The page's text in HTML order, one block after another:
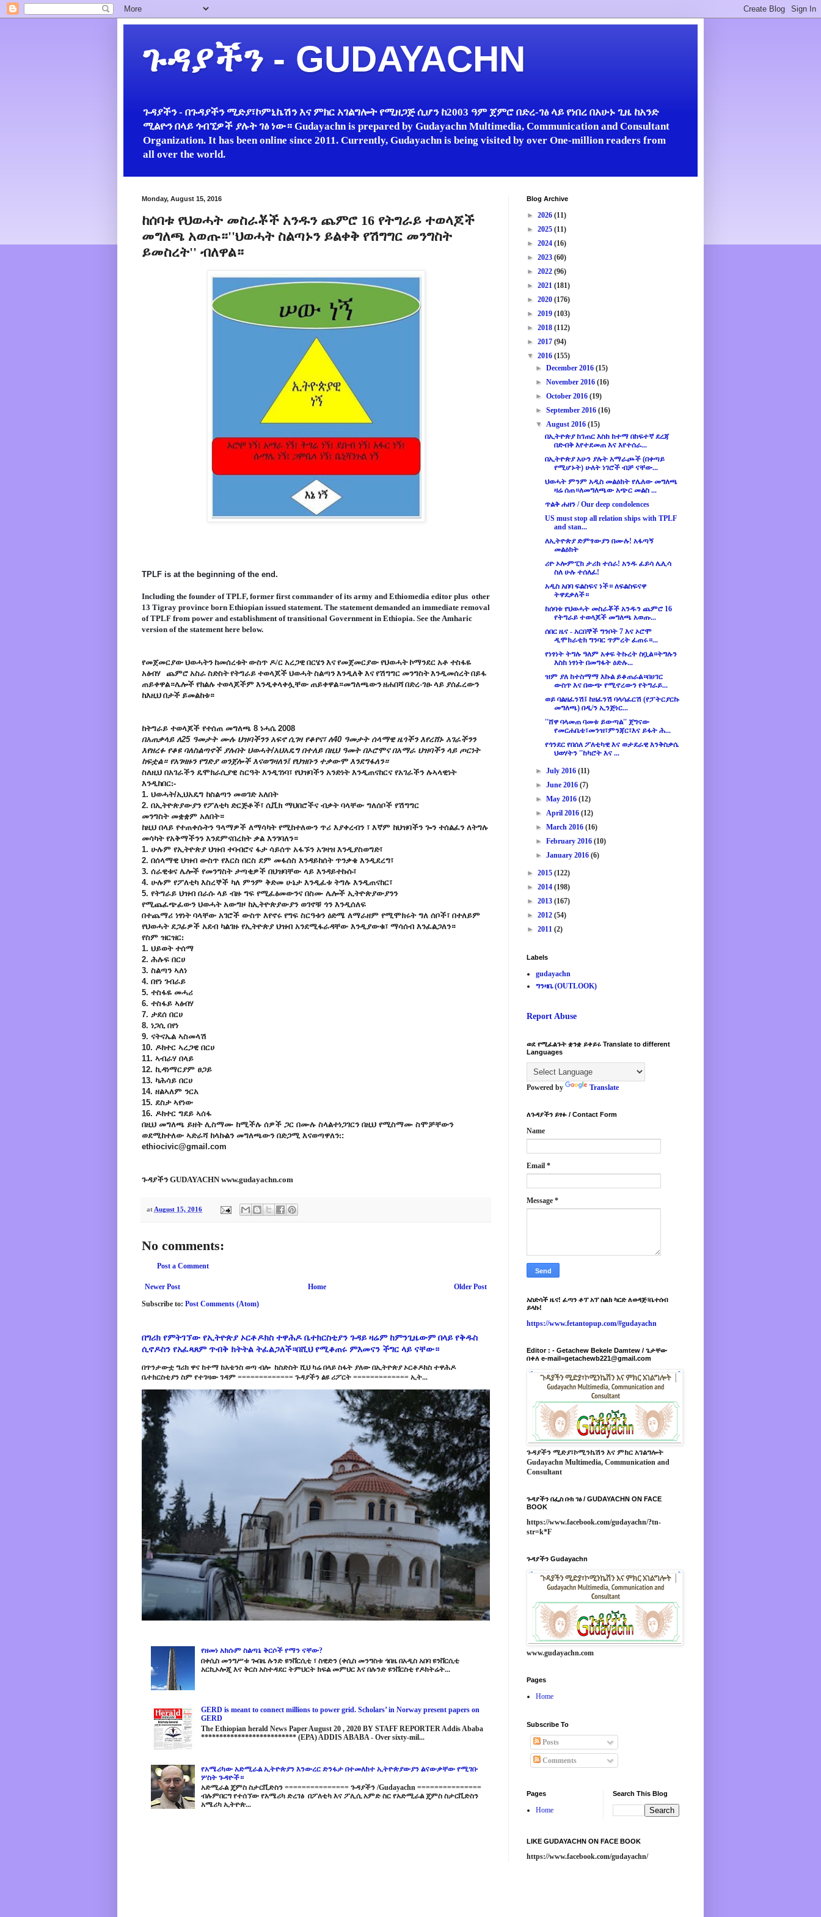
ጉዳያችን - GUDAYACHN
ጉዳያችን - በጉዳያችን ሚድያ፣ኮምኒኬሽን እና ምክር አገልግሎት የሚዘጋጅ ሲሆን ከ2003 ዓም ጀምሮ በድረ-ገፅ ላይ የነበረ በአሁኑ ጊዜ ከአንድ
ሚልዮን በላይ ጎብኚዎች ያሉት ገፅ ነው። Gudayachn is prepared by Gudayachn Multimedia, Communication and Consultant
Organization. It has been online since 2011. Currently, Gudayachn is being visited by over One-million readers from
all over the world.
Monday, August 15, 2016
ከሰባቱ የህወሓት መስራቾች አንዱን ጨምሮ 16 የትግራይ ተወላጆች
መግለጫ አወጡ።''ህወሓት ስልጣኑን ይልቀቅ የሽግግር መንግስት
ይመስረት'' ብለዋል።
TPLF is at the beginning of the end.
Including the founder of TPLF, former first commander of its army and Ethiomedia editor plus  other
13 Tigray province born Ethiopian issued statement. The statement demanded an immediate removal
of TPLF from power and establishment of transitional Government in Ethiopia. See the Amharic
version of the statement here below.
የመጀመርያው ህወሓትን ከመሰረቱት ውስጥ ዶ/ር አረጋዊ በርሄን እና የመጀመርያው የህወሓት ኮማንደር አቶ ተስፋዬ
አፅብሃ ጨምሮ አስራ ስድስት የትግራይ ተወላጆች ህወሓት ስልጣን እንዲለቅ እና የሽግግር መንግስት እንዲመሰረት በይፋ
ጠይቀዋል።ሌሎች የክልሉ ተወላጆችም እንዲቀላቀሏቸው ጠይቀዋል።መግለጫውን ዘሐበሻ በድረ-ገፁ ላይ ያሰፈረውን
ከእዚህ በታች ይመልከቱ።
ከትግራይ ተወላጆች የተሰጠ መግለጫ 8 ነሓሴ 2008
በአጠቃላይ ለ25 ዓመታት ሙሉ ህዝባችንን አፍኖ ሲገዛ የቆየና፣ ለ40 ዓመታት ሰላማዊ ዜጎችን እየረሸኑ አገራችንን
እየዘረፉ የቆዩ ባለስልጣኖች ያሉበት ህወሓት/አህአዴግ በተለይ በዚህ ዓመት በኦሮሞና በአማራ ህዝባችን ላይ ጦርነት
ከፍቷል። የአገዛዙን የግድያ ወንጀሎች እናወግዛለን፤ የህዝቡን ተቃውሞ እንደግፋለን።
ስለዚህ በአገራችን ዴሞክራሲያዊ ስርዓት እንዲገነባ፣ የህዝባችን አንድነት እንዲጠናከርና የአገራችን ሉኣላዊነት
እንዲከበር᎓-
1. ህወሓት/ኢህአዴግ ከስልጣን መወገድ አለበት
2. በኢትዮጵያውያን የፖለቲካ ድርጅቶች፣ ሲቪክ ማህበሮችና ብቃት ባላቸው ግለሰቦች የሽግግር
መንግስት መቋቋም አለበት።
ከዚህ በላይ የተጠቀሱትን ዓላማዎች ለማሳካት የሚከተለውን ጥሪ እያቀረብን ፣ እኛም ከህዝባችን ጐን ተሰልፈን ለትግሉ
መሳካት የአቅማችንን እንደምናበረክት ቃል እንገባለን።
1. ሁሉም የኢትዮጵያ ህዝብ ተባብሮና ፋታ ሳይሰጥ አፋኙን አገዛዝ እንዲያስወግድ፣
2. በሰላማዊ ህዝብ ውስጥ የእርስ በርስ ደም መፋሰስ እንዳይከሰት ጥንቃቄ እንዲደረግ፣
3. ሰራዊቱና ሌሎች የመንግስት ታጣቂዎች በህዝባቸው ላይ እንዳይተኩሱ፣
4. ሁሉም የፖለቲካ እስረኞች ካለ ምንም ቅድመ ሁኔታ እንዲፈቱ ትግሉ እንዲጠናከር፣
5. የትግራይ ህዝብ በራሱ ላይ ብዙ ግፍ የሚፈፅመውንና በስሙ ሌሎች ኢትዮጵያውያንን
የሚጨፈጭፈውን ህወሓት አውግዞ ከኢትዮጵያውያን ወገኖቹ ጎን እንዲሰለፍ
በተጨማሪ ነፃነት ባላቸው አገሮች ውስጥ እየኖሩ የግፍ ስርዓቱን ዕድሜ ለማራዘም የሚሞክሩት ግለ ሰቦች፣ በተለይም
የህወሓት ደጋፊዎች አደብ ካልገዙ የኢትዮጵያ ህዝብ አንደሚፋራዳቸው እንዲያውቁ፣ ማሳሰብ እንፈልጋለን።
የስም ዝርዝር᎓
1. ህይወት ተሰማ
2. ሕሉፍ በርሀ
3. ስልጣን ኣለነ
4. በየነ ገብራይ
5. ተስፋዬ መሓሪ
6. ተስፋይ ኣፅብሃ
7. ታደሰ በርሀ
8. ነጋሲ በየነ
9. ናትናኤል ኣስመላሽ
10. ዶክተር ኣረጋዊ በርሀ
11. ኣብራሃ በላይ
12. ኪዳነማርያም ፀጋይ
13. ካሕሳይ በርሀ
14. ዘልኣለም ንርአ
15. ደስታ ኣየነው
16. ዶክተር ግደይ ኣሰፋ
በዚህ መግለጫ ይዘት ሊስማሙ ከሚችሉ ሰዎች ጋር በሙሉ ስላልተነጋገርን በዚህ የሚስማሙ ስሞቻቸውን
ወደሚከተለው ኣድራሻ ከላኩልን መግለጫውን በድጋሚ እናወጣዋለን᎓:
ethiocivic@gmail.com
ጉዳያችን GUDAYACHN www.gudayachn.com
at August 15, 2016
No comments:
Post a Comment
Newer Post Older Post
Home
Subscribe to: Post Comments (Atom)
በግሪክ የምትገኘው የኢትዮጵያ ኦርቶዶክስ ተዋሕዶ ቤተክርስቲያን ጉዳይ ዛሬም ከምንጊዜውም በላይ የቅዱስ
ሲኖዶስን የአፈጻጸም ጥብቅ ክትትል ትፈልጋለች።በሺህ የሚቆጠሩ ምእመናን ችግር ላይ ናቸው።
በጥንታውቷ ግሪክ ዋና ከተማ ከአቴንስ ወጣ ብሎ ከስድስት ሺህ ካሬ በላይ ስፋት ያለው በኢትዮጵያ ኦርቶዶክስ ተዋሕዶ
ቤተክርስቲያን ስም የተገዛው ገዳም ============= ጉዳያችን ልዩ ሪፖርት ============= ኢት...
የዘመነ አክሱም ስልጣኔ ቅርሶች የማን ናቸው?
በቀሲስ መንግሥቱ ጐበዜ ሉንድ ዩንቨርሲቲ ፣ ስዊድን (ቀሲስ መንግስቱ ጎበዜ በአዲስ አበባ ዩንቨርሲቲ
አርኪኦሎጂ እና ቅርስ አስተዳደር ትምህርት ክፍል መምህር እና በሉንድ ዩንቨርስቲ የዶክትሬት...
GERD is meant to connect millions to power grid. Scholars’ in Norway present papers on
GERD
The Ethiopian herald News Paper August 20 , 2020 BY STAFF REPORTER Addis Ababa
************************** (EPA) ADDIS ABABA - Over sixty-mil...
የአሜሪካው አድሚራል ኢትዮጵያን እንውረር ድንፋታ በተመለከተ ኢትዮጵያውያን ልናውቃቸው የሚገቡ
ሦስት ጉዳዮች።
አድሚራል ጄምስ ስታርቪድስን =============== ጉዳያችን /Gudayachn ===============
ብሉምበርግ የተሰኘው የአሜሪካ ድረገፅ በፖለቲካ እና ፖሊሲ አምድ ስር የአድሚራል ጄምስ ስታርቪድስን
አሜሪካ ኢትዮጵ...
Blog Archive
► 2026 (11)
► 2025 (11)
► 2024 (16)
► 2023 (60)
► 2022 (96)
► 2021 (181)
► 2020 (176)
► 2019 (103)
► 2018 (112)
► 2017 (94)
▼ 2016 (155)
►December 2016(15)
►November 2016(16)
►October 2016(19)
►September 2016(16)
▼August 2016(15)
በኢትዮጵያ ከገጠር እስከ ከተማ በከፍተኛ ደረጃ
በድብቅ እየተደመጠ እና እየተሰራ...
በኢትዮጵያ አሁን ያሉት አማራጮች (በቀጣይ
የሚሆኑት) ሁለት ነገሮች ብቻ ናቸው...
ህወሓት ምንም አዲስ መልዕክት የሌለው መግለጫ
ዛሬ ሰጠ።ለመግለጫው አጭር መልስ ...
ጥልቅ ሐዘን / Our deep condolences
US must stop all relation ships with TPLF
and stan...
ለኢትዮጵያ ድምፃውያን በሙሉ! አፋጣኝ
መልዕክት
ሪዮ ኦሎምፒክ ታሪክ ተሰራ! አንዱ ፈይሳ ሌሊሳ
ስለ ሁሉ ተሰለፈ!
አዲስ አበባ ፍልስፍና ነች። ለፍልስፍናዋ
ትዋደቃለች።
ከሰባቱ የህወሓት መስራቾች አንዱን ጨምሮ 16
የትግራይ ተወላጆች መግለጫ አወጡ...
ሰበር ዜና - አርበኞች ግንቦት 7 እና ኦሮሞ
ዲሞክራቲክ ግንባር ጥምረት ፈጠሩ።...
የነፃነት ትግሉ ዓለም አቀፍ ትኩረት ስቧል።ትግሉን
እስከ ነፃነት በመግፋት ዕድሉ...
ዝም ያለ ከተስማማ እኩል ይቆጠራል።በሀገር
ውስጥ እና በውጭ የሚኖረውን የትግራይ...
ወይ ባልዘፈንሽ፤ ከዘፈንሽ ባላሳፈርሽ (የፓትርያርኩ
መግለጫ) በዲ/ን ኢንጅነር...
''ሸዋ ባላመጠ ባመቱ ይውጣል'' ጀግናው
የመርሐቤቴ፣መንዝ፣ምንጃር፣እና ይፋት ሕ...
የጎንደር የበሰለ ፖለቲካዊ እና ወታደራዊ እንቅስቃሴ
ህወሃትን ''ከካሮት እና ...
►July 2016(11)
►June 2016(7)
►May 2016(12)
►April 2016(12)
►March 2016(16)
►February 2016(10)
►January 2016(6)
► 2015 (122)
► 2014 (198)
► 2013 (167)
► 2012 (54)
► 2011 (2)
Labels
gudayachn
ግንዛቤ (OUTLOOK)
Report Abuse
ወደ የሚፈልጉት ቋንቋ ይቀይሩ Translate to different
Languages
Powered by Translate
ለጉዳያችን ይፃፉ / Contact Form
Name
Email *
Message *
አስድሳች ዜና! ፈጣን ቶፕ አፕ ስልክ ካርድ ለወዳጅ፣ቤተሰብ
ይላኩ!
https://www.fetantopup.com/#gudayachn
Editor : - Getachew Bekele Damtew / ጌታቸው
በቀለ e-mail=getachewb221@gmail.com
ጉዳያችን ሚድያ፣ኮሚንኬሽን እና ምክር አገልግሎት
Gudayachn Multimedia, Communication and
Consultant
ጉዳያችን በፌስ ቡክ ገፅ / GUDAYACHN ON FACE
BOOK
https://www.facebook.com/gudayachn/?tn-
str=k*F
ጉዳያችን Gudayachn
www.gudayachn.com
Pages
Home
Subscribe To
Posts
Comments
Pages
Home
Search This Blog
LIKE GUDAYACHN ON FACE BOOK
https://www.facebook.com/gudayachn/